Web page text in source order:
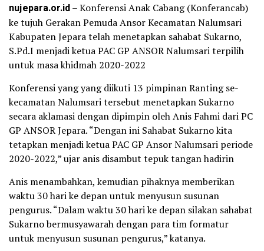
nujepara.or.id– Konferensi Anak Cabang (Konferancab)
ke tujuh Gerakan Pemuda Ansor Kecamatan Nalumsari
Kabupaten Jepara telah menetapkan sahabat Sukarno,
S.Pd.I menjadi ketua PAC GP ANSOR Nalumsari terpilih
untuk masa khidmah 2020-2022
Konferensi yang yang diikuti 13 pimpinan Ranting se-
kecamatan Nalumsari tersebut menetapkan Sukarno
secara aklamasi dengan dipimpin oleh Anis Fahmi dari PC
GP ANSOR Jepara. “Dengan ini Sahabat Sukarno kita
tetapkan menjadi ketua PAC GP Ansor Nalumsari periode
2020-2022,” ujar anis disambut tepuk tangan hadirin
Anis menambahkan, kemudian pihaknya memberikan
waktu 30 hari ke depan untuk menyusun susunan
pengurus. “Dalam waktu 30 hari ke depan silakan sahabat
Sukarno bermusyawarah dengan para tim formatur
untuk menyusun susunan pengurus,” katanya.